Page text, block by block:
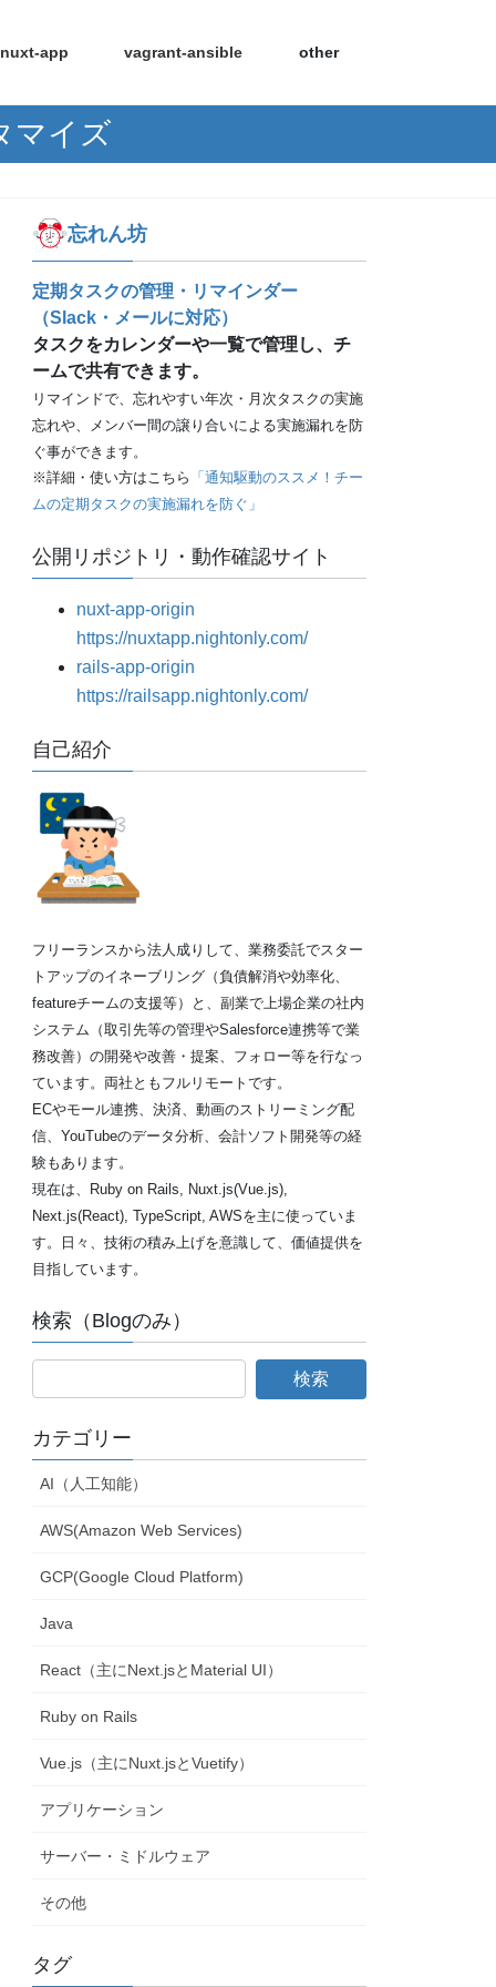
nuxt-app vagrant-ansible other
マイズ
忘れん坊
定期タスクの管理・リマインダー
（Slack・メールに対応）
タスクをカレンダーや一覧で管理し、チ
ームで共有できます。
リマインドで、忘れやすい年次・月次タスクの実施
忘れや、メンバー間の譲り合いによる実施漏れを防
ぐ事ができます。
※詳細・使い方はこちら 「通知駆動のススメ！チー
ムの定期タスクの実施漏れを防ぐ」
公開リポジトリ・動作確認サイト
nuxt-app-origin
https://nuxtapp.nightonly.com/
rails-app-origin
https://railsapp.nightonly.com/
自己紹介
フリーランスから法人成りして、業務委託でスター
トアップのイネーブリング（負債解消や効率化、
featureチームの支援等）と、副業で上場企業の社内
システム（取引先等の管理やSalesforce連携等で業
務改善）の開発や改善・提案、フォロー等を行なっ
ています。両社ともフルリモートです。
ECやモール連携、決済、動画のストリーミング配
信、YouTubeのデータ分析、会計ソフト開発等の経
験もあります。
現在は、Ruby on Rails, Nuxt.js(Vue.js),
Next.js(React), TypeScript, AWSを主に使っていま
す。日々、技術の積み上げを意識して、価値提供を
目指しています。
検索（Blogのみ）
カテゴリー
AI（人工知能）
AWS(Amazon Web Services)
GCP(Google Cloud Platform)
Java
React（主にNext.jsとMaterial UI）
Ruby on Rails
Vue.js（主にNuxt.jsとVuetify）
アプリケーション
サーバー・ミドルウェア
その他
タグ